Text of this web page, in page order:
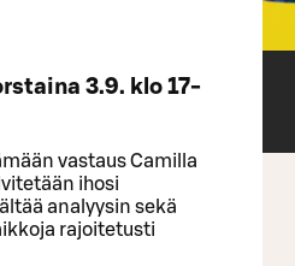
3.9. klo 17-
vastaus Camilla
ihosi
analyysin sekä
rajoitetusti